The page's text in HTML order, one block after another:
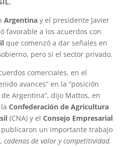
Argentinay el presidente Javier
favorable a los acuerdos con
que comenzó a dar señales en
pero sí el sector privado.
comerciales, en el
avances” en la “posición
Argentina”, dijo Mattos, en
Confederación de Agricultura
(CNA) y el Consejo Empresarial
publicaron un importante trabajo
cadenas de valor y competitividad.